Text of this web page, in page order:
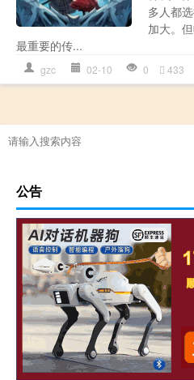
多人都
加大。
最重要的传...
gzc 02-10 0 433
公告